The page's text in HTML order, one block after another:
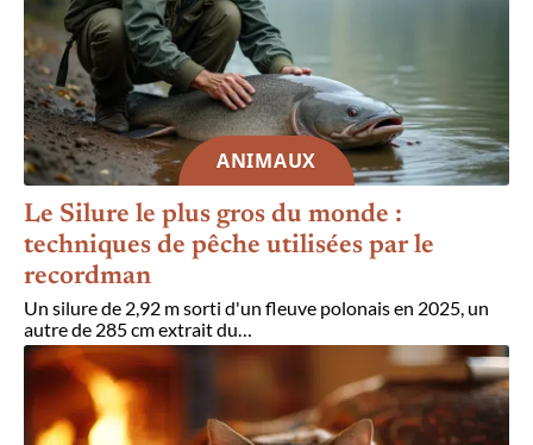
ANIMAUX
Le Silure le plus gros du monde :
techniques de pêche utilisées par le
recordman
Un silure de 2,92 m sorti d'un fleuve polonais en 2025, un
autre de 285 cm extrait du…